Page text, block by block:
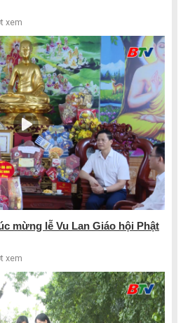
xem
mừng lễ Vu Lan Giáo hội Phật
xem